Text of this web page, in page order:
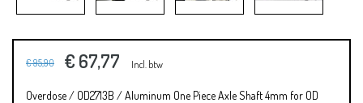
€ 95,90 € 67,77 Incl. btw
Overdose / OD2713B / Aluminum One Piece Axle Shaft 4mm for OD